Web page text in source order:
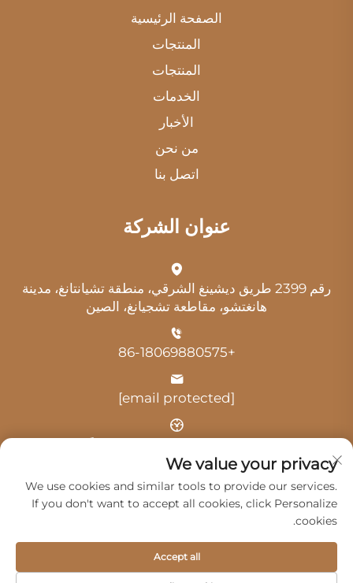
الصفحة الرئيسية
المنتجات
المنتجات
الخدمات
الأخبار
من نحن
اتصل بنا
عنوان الشركة
رقم 2399 طريق ديشينغ الشرقي، منطقة تشيانتانغ، مدينة
هانغتشو، مقاطعة تشجيانغ، الصين
+86-18069880575
[email protected]
حقوق النشر © 2025 بواسطة شركة هانغتشو غوانغي للخدمات
السيارات المحدودة -
We value your privacy
We use cookies and similar tools to provide our services.
If you don't want to accept all cookies, click Personalize
cookies.
Accept all